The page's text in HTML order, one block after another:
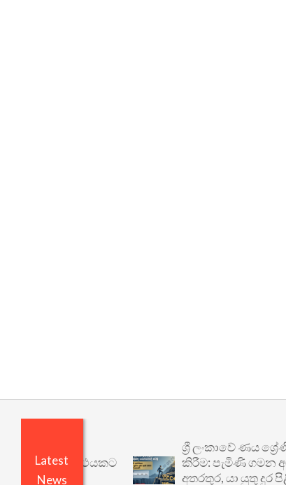
Latest
News
යථාර්ථයකට
ශ්‍රී ලංකාවේ ණය ශ්‍රේණිගත
කිරීම: පැමිණි ගමන අගයන
අතරතුර, යා යුතු දුර පිළිබඳ